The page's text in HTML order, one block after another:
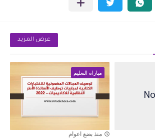
عرض المزيد
مباراة التعليم
منذ بضع اعوام